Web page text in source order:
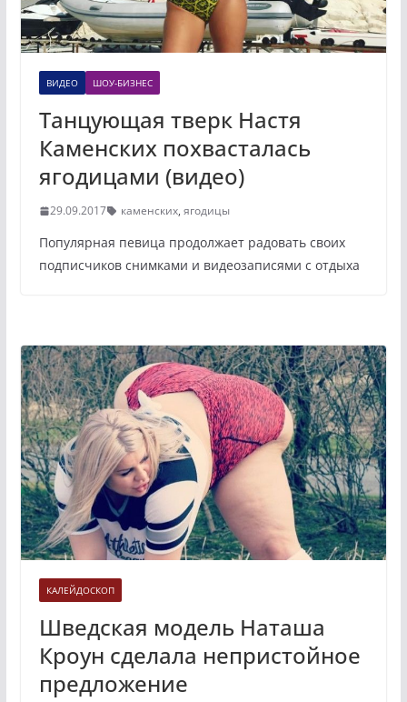
ВИДЕО ШОУ-БИЗНЕС
Танцующая тверк Настя
Каменских похвасталась
ягодицами (видео)
29.09.2017 каменских, ягодицы
Популярная певица продолжает радовать своих
подписчиков снимками и видеозаписями с отдыха
КАЛЕЙДОСКОП
Шведская модель Наташа
Кроун сделала непристойное
предложение